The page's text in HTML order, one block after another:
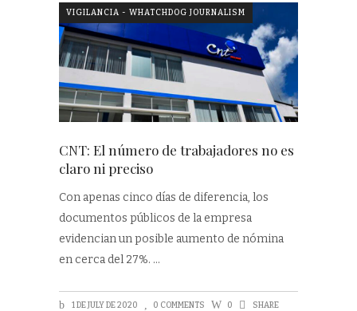
VIGILANCIA - WHATCHDOG JOURNALISM
CNT: El número de trabajadores no es
claro ni preciso
Con apenas cinco días de diferencia, los
documentos públicos de la empresa
evidencian un posible aumento de nómina
en cerca del 27%.
1 DE JULY DE 2020 0 COMMENTS 0 SHARE